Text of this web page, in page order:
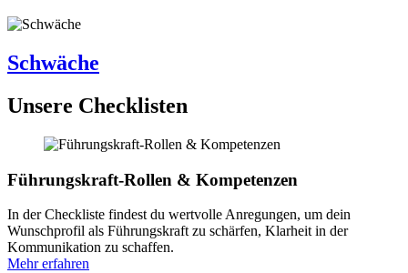
Schwäche
Unsere Checklisten
Führungskraft-Rollen & Kompetenzen
In der Checkliste findest du wertvolle Anregungen, um dein
Wunschprofil als Führungskraft zu schärfen, Klarheit in der
Kommunikation zu schaffen.
Mehr erfahren